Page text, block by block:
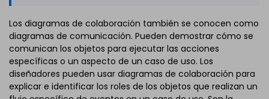
Los diagramas de colaboración también se conocen como
diagramas de comunicación. Pueden demostrar cómo se
comunican los objetos para ejecutar las acciones
específicas o un aspecto de un caso de uso. Los
diseñadores pueden usar diagramas de colaboración para
explicar e identificar los roles de los objetos que realizan un